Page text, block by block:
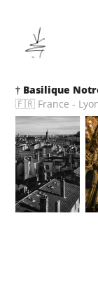
† Basilique
🇫🇷 France -